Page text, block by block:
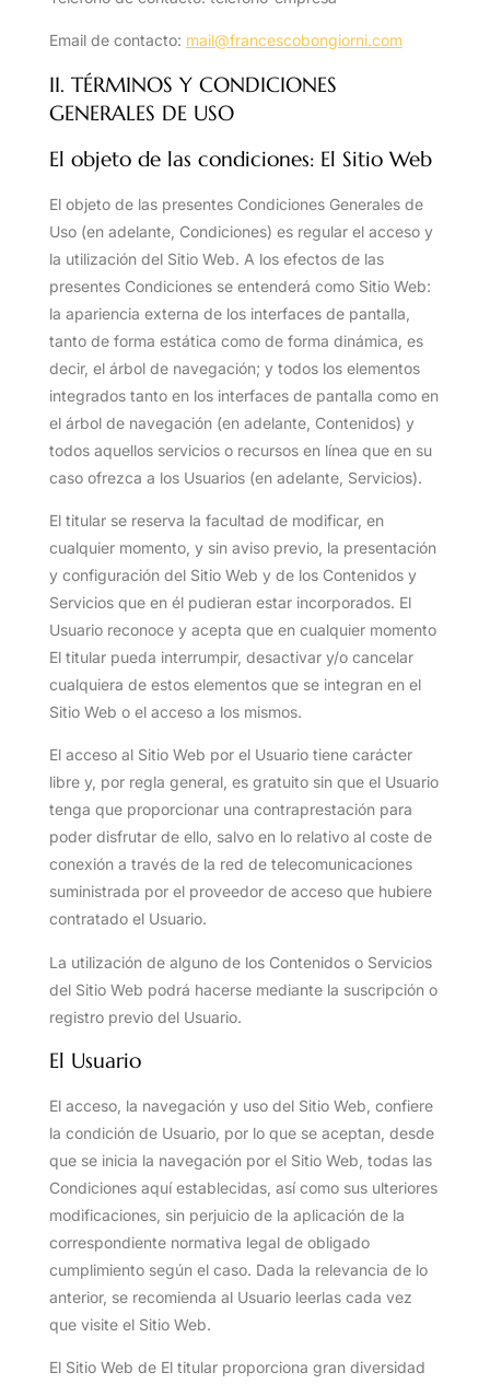
Email de contacto: mail@francescobongiorni.com
II. TÉRMINOS Y CONDICIONES
GENERALES DE USO
El objeto de las condiciones: El Sitio Web
El objeto de las presentes Condiciones Generales de
Uso (en adelante, Condiciones) es regular el acceso y
la utilización del Sitio Web. A los efectos de las
presentes Condiciones se entenderá como Sitio Web:
la apariencia externa de los interfaces de pantalla,
tanto de forma estática como de forma dinámica, es
decir, el árbol de navegación; y todos los elementos
integrados tanto en los interfaces de pantalla como en
el árbol de navegación (en adelante, Contenidos) y
todos aquellos servicios o recursos en línea que en su
caso ofrezca a los Usuarios (en adelante, Servicios).
El titular se reserva la facultad de modificar, en
cualquier momento, y sin aviso previo, la presentación
y configuración del Sitio Web y de los Contenidos y
Servicios que en él pudieran estar incorporados. El
Usuario reconoce y acepta que en cualquier momento
El titular pueda interrumpir, desactivar y/o cancelar
cualquiera de estos elementos que se integran en el
Sitio Web o el acceso a los mismos.
El acceso al Sitio Web por el Usuario tiene carácter
libre y, por regla general, es gratuito sin que el Usuario
tenga que proporcionar una contraprestación para
poder disfrutar de ello, salvo en lo relativo al coste de
conexión a través de la red de telecomunicaciones
suministrada por el proveedor de acceso que hubiere
contratado el Usuario.
La utilización de alguno de los Contenidos o Servicios
del Sitio Web podrá hacerse mediante la suscripción o
registro previo del Usuario.
El Usuario
El acceso, la navegación y uso del Sitio Web, confiere
la condición de Usuario, por lo que se aceptan, desde
que se inicia la navegación por el Sitio Web, todas las
Condiciones aquí establecidas, así como sus ulteriores
modificaciones, sin perjuicio de la aplicación de la
correspondiente normativa legal de obligado
cumplimiento según el caso. Dada la relevancia de lo
anterior, se recomienda al Usuario leerlas cada vez
que visite el Sitio Web.
El Sitio Web de El titular proporciona gran diversidad